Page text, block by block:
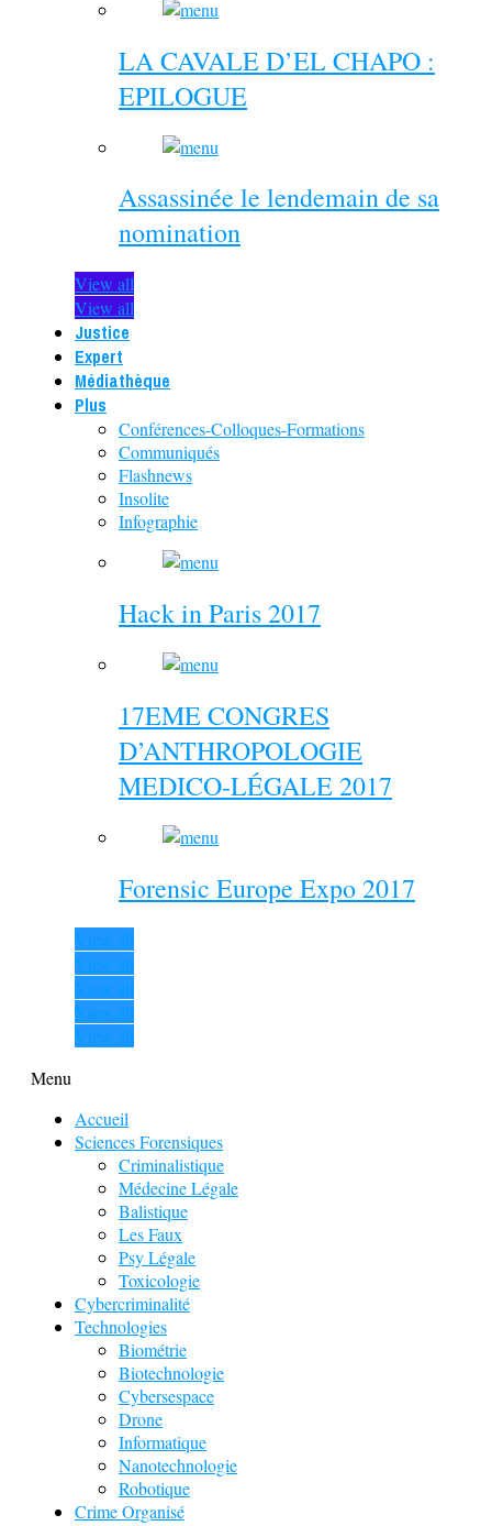
LA CAVALE D’EL CHAPO :
EPILOGUE
Assassinée le lendemain de sa
nomination
View all
View all
Justice
Expert
Médiathèque
Plus
Conférences-Colloques-Formations
Communiqués
Flashnews
Insolite
Infographie
Hack in Paris 2017
17EME CONGRES
D’ANTHROPOLOGIE
MEDICO-LÉGALE 2017
Forensic Europe Expo 2017
View all
View all
View all
View all
View all
Menu
Accueil
Sciences Forensiques
Criminalistique
Médecine Légale
Balistique
Les Faux
Psy Légale
Toxicologie
Cybercriminalité
Technologies
Biométrie
Biotechnologie
Cybersespace
Drone
Informatique
Nanotechnologie
Robotique
Crime Organisé